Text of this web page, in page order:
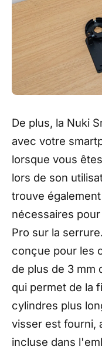
De plus, la Nuki
avec votre
lorsque vous
lors de son
trouve
nécessaires
Pro sur la
conçue pour les
de plus de 3 mm
qui permet de la
cylindres plus
visser est fourni,
incluse dans